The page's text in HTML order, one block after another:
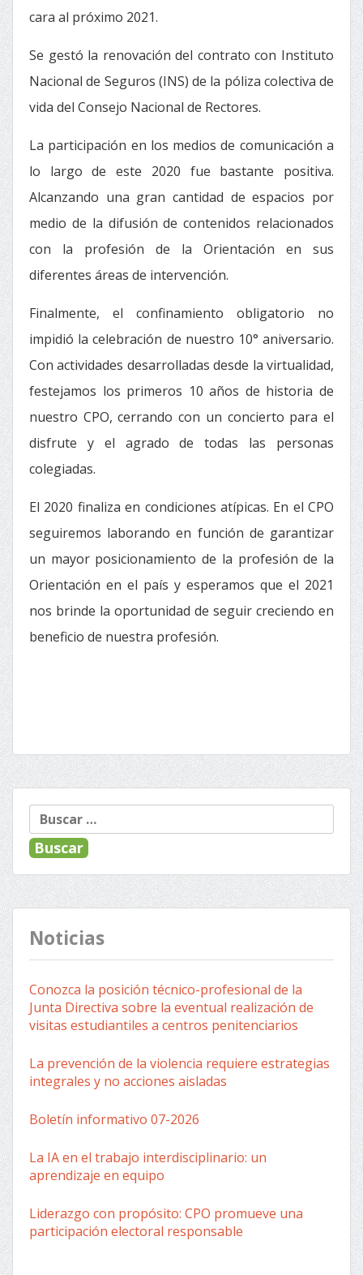
cara al próximo 2021.
Se gestó la renovación del contrato con Instituto
Nacional de Seguros (INS) de la póliza colectiva de
vida del Consejo Nacional de Rectores.
La participación en los medios de comunicación a
lo largo de este 2020 fue bastante positiva.
Alcanzando una gran cantidad de espacios por
medio de la difusión de contenidos relacionados
con la profesión de la Orientación en sus
diferentes áreas de intervención.
Finalmente, el confinamiento obligatorio no
impidió la celebración de nuestro 10° aniversario.
Con actividades desarrolladas desde la virtualidad,
festejamos los primeros 10 años de historia de
nuestro CPO, cerrando con un concierto para el
disfrute y el agrado de todas las personas
colegiadas.
El 2020 finaliza en condiciones atípicas. En el CPO
seguiremos laborando en función de garantizar
un mayor posicionamiento de la profesión de la
Orientación en el país y esperamos que el 2021
nos brinde la oportunidad de seguir creciendo en
beneficio de nuestra profesión.
Buscar:
Noticias
Conozca la posición técnico-profesional de la
Junta Directiva sobre la eventual realización de
visitas estudiantiles a centros penitenciarios
La prevención de la violencia requiere estrategias
integrales y no acciones aisladas
Boletín informativo 07-2026
La IA en el trabajo interdisciplinario: un
aprendizaje en equipo
Liderazgo con propósito: CPO promueve una
participación electoral responsable